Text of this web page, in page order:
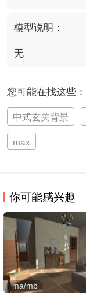
模型说明：
无
您可能在找这些：
中式玄关背景
max
你可能感兴趣
ma/mb